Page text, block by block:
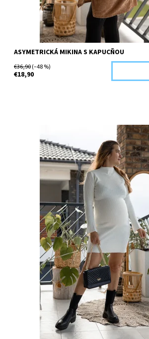
ASYMETRICKÁ MIKINA S KAPUCŇOU
€36,90(–48 %)
€18,90
Dostupnosť:
Objednané
H45-44116/ZEL/UNI